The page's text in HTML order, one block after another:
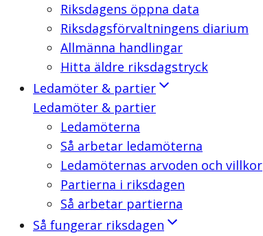
Riksdagens öppna data
Riksdagsförvaltningens diarium
Allmänna handlingar
Hitta äldre riksdagstryck
Ledamöter & partier
Ledamöter & partier
Ledamöterna
Så arbetar ledamöterna
Ledamöternas arvoden och villkor
Partierna i riksdagen
Så arbetar partierna
Så fungerar riksdagen